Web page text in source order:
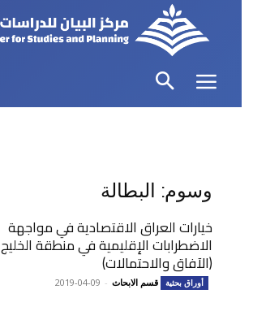
وسوم: البطالة
خيارات العراق الاقتصادية في مواجهة
الاضطرابات الإقليمية في منطقة الخليج
(الآفاق والاحتمالات)
أوراق بحثية قسم الابحاث -
2019-04-09